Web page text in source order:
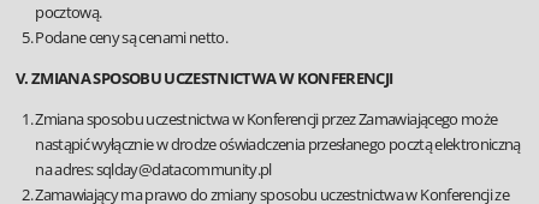
pocztową.
Podane ceny są cenami netto.
V. ZMIANA SPOSOBU UCZESTNICTWA W KONFERENCJI
Zmiana sposobu uczestnictwa w Konferencji przez Zamawiającego może
nastąpić wyłącznie w drodze oświadczenia przesłanego pocztą elektroniczną
na adres: sqlday@datacommunity.pl
Zamawiający ma prawo do zmiany sposobu uczestnictwa w Konferencji ze